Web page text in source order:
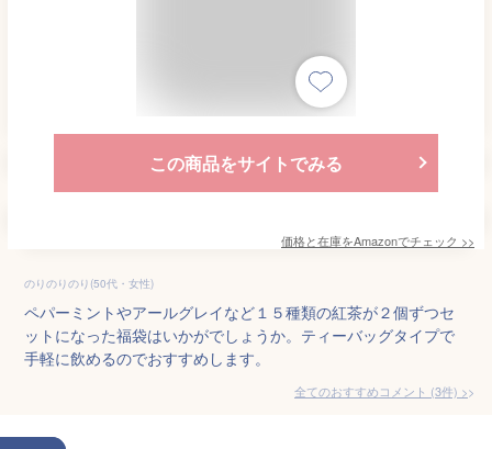
この商品をサイトでみる
価格と在庫をAmazonでチェック >>
のりのりのり(50代・女性)
ペパーミントやアールグレイなど１５種類の紅茶が２個ずつセ
ットになった福袋はいかがでしょうか。ティーバッグタイプで
手軽に飲めるのでおすすめします。
全てのおすすめコメント (3件) >